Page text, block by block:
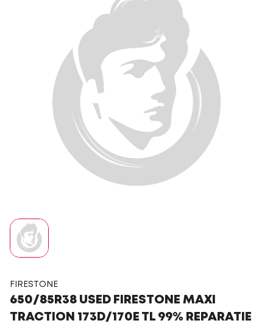
FIRESTONE
650/85R38 USED FIRESTONE MAXI
TRACTION 173D/170E TL 99% REPARATIE